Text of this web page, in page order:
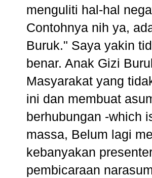
menguliti hal-hal
Contohnya nih ya,
Buruk." Saya yakin
benar. Anak Gizi
Masyarakat yang
ini dan membuat
berhubungan -which
massa, Belum lagi
kebanyakan
pembicaraan